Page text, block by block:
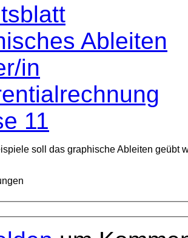
Ableiten
in
11
soll das graphische Ableiten geübt